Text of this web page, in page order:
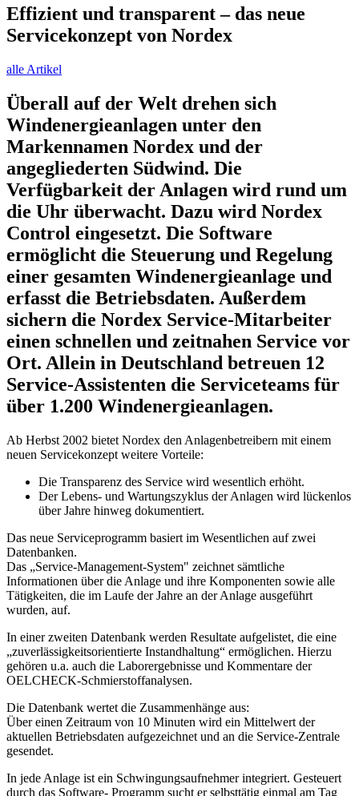
Effizient und transparent – das neue
Servicekonzept von Nordex
alle Artikel
Überall auf der Welt drehen sich
Windenergieanlagen unter den
Markennamen Nordex und der
angegliederten Südwind. Die
Verfügbarkeit der Anlagen wird rund um
die Uhr überwacht. Dazu wird Nordex
Control eingesetzt. Die Software
ermöglicht die Steuerung und Regelung
einer gesamten Windenergieanlage und
erfasst die Betriebsdaten. Außerdem
sichern die Nordex Service-Mitarbeiter
einen schnellen und zeitnahen Service vor
Ort. Allein in Deutschland betreuen 12
Service-Assistenten die Serviceteams für
über 1.200 Windenergieanlagen.
Ab Herbst 2002 bietet Nordex den Anlagenbetreibern mit einem
neuen Servicekonzept weitere Vorteile:
Die Transparenz des Service wird wesentlich erhöht.
Der Lebens- und Wartungszyklus der Anlagen wird lückenlos
über Jahre hinweg dokumentiert.
Das neue Serviceprogramm basiert im Wesentlichen auf zwei
Datenbanken.
Das „Service-Management-System" zeichnet sämtliche
Informationen über die Anlage und ihre Komponenten sowie alle
Tätigkeiten, die im Laufe der Jahre an der Anlage ausgeführt
wurden, auf.
In einer zweiten Datenbank werden Resultate aufgelistet, die eine
„zuverlässigkeitsorientierte Instandhaltung“ ermöglichen. Hierzu
gehören u.a. auch die Laborergebnisse und Kommentare der
OELCHECK-Schmierstoffanalysen.
Die Datenbank wertet die Zusammenhänge aus:
Über einen Zeitraum von 10 Minuten wird ein Mittelwert der
aktuellen Betriebsdaten aufgezeichnet und an die Service-Zentrale
gesendet.
In jede Anlage ist ein Schwingungsaufnehmer integriert. Gesteuert
durch das Software- Programm sucht er selbsttätig einmal am Tag